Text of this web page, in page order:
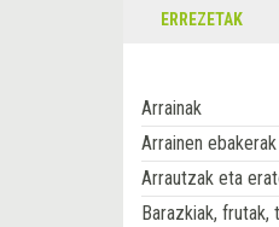
ERREZETAK
Arrainak
Arrainen ebakerak
Arrautzak eta
Barazkiak, frutak,